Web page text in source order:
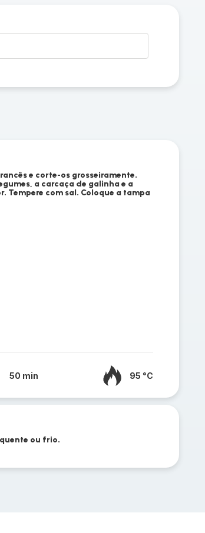
e corte-os grosseiramente.
a carcaça de galinha e a
Tempere com sal. Coloque a tampa
50 min 95 °C
ou frio.